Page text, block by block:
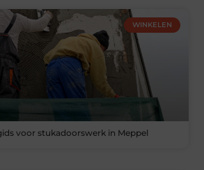
WINKELEN
voor stukadoorswerk in Meppel